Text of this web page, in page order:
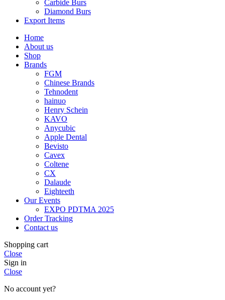
Carbide Burs
Diamond Burs
Export Items
Home
About us
Shop
Brands
FGM
Chinese Brands
Tehnodent
hainuo
Henry Schein
KAVO
Anycubic
Apple Dental
Bevisto
Cavex
Coltene
CX
Dalaude
Eighteeth
Our Events
EXPO PDTMA 2025
Order Tracking
Contact us
Shopping cart
Close
Sign in
Close
No account yet?